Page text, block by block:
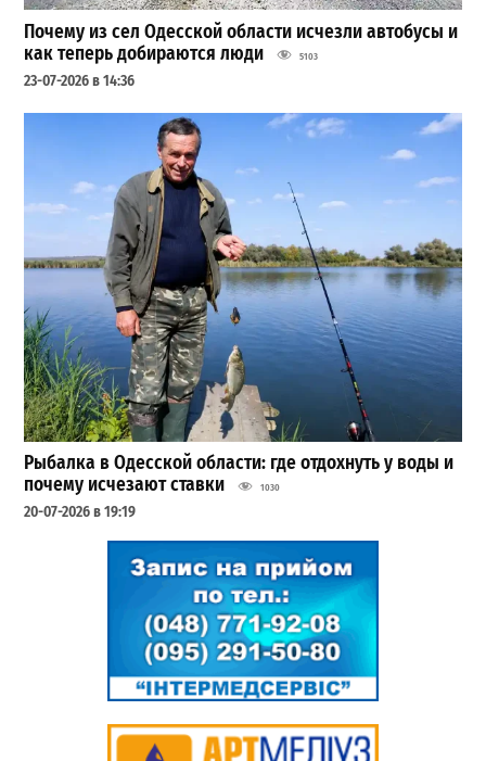
Почему из сел Одесской области исчезли автобусы и
как теперь добираются люди
5103
23-07-2026 в 14:36
Рыбалка в Одесской области: где отдохнуть у воды и
почему исчезают ставки
1030
20-07-2026 в 19:19